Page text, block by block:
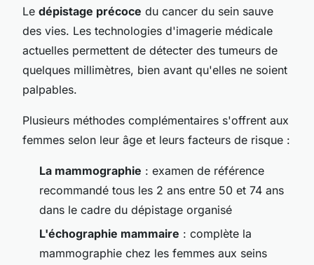
Le dépistage précoce du cancer du sein sauve
des vies. Les technologies d'imagerie médicale
actuelles permettent de détecter des tumeurs de
quelques millimètres, bien avant qu'elles ne soient
palpables.
Plusieurs méthodes complémentaires s'offrent aux
femmes selon leur âge et leurs facteurs de risque :
La mammographie : examen de référence
recommandé tous les 2 ans entre 50 et 74 ans
dans le cadre du dépistage organisé
L'échographie mammaire : complète la
mammographie chez les femmes aux seins